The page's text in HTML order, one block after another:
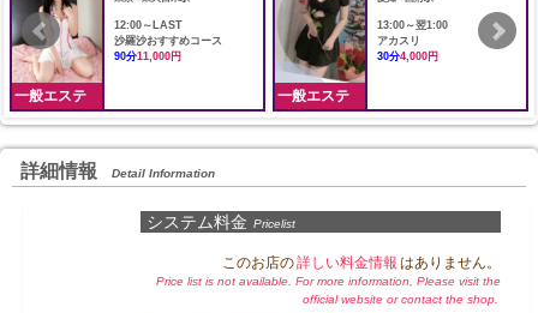
一般エステ
12:00～LAST
沙羅沙おすすめコース
90分11,000円
一般エステ
13:00～翌1:00
アカスリ
30分4,000円
詳細情報 Detail Information
システム料金 Pricelist
このお店の詳しい料金情報 はありません。
Price list is not available. For more information, Please visit the
official website or contact the shop.